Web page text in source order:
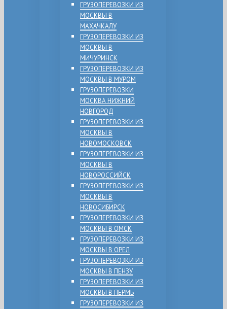
ГРУЗОПЕРЕВОЗКИ ИЗ
МОСКВЫ В
МАХАЧКАЛУ
ГРУЗОПЕРЕВОЗКИ ИЗ
МОСКВЫ В
МИЧУРИНСК
ГРУЗОПЕРЕВОЗКИ ИЗ
МОСКВЫ В МУРОМ
ГРУЗОПЕРЕВОЗКИ
МОСКВА НИЖНИЙ
НОВГОРОД
ГРУЗОПЕРЕВОЗКИ ИЗ
МОСКВЫ В
НОВОМОСКОВСК
ГРУЗОПЕРЕВОЗКИ ИЗ
МОСКВЫ В
НОВОРОССИЙСК
ГРУЗОПЕРЕВОЗКИ ИЗ
МОСКВЫ В
НОВОСИБИРСК
ГРУЗОПЕРЕВОЗКИ ИЗ
МОСКВЫ В ОМСК
ГРУЗОПЕРЕВОЗКИ ИЗ
МОСКВЫ В ОРЕЛ
ГРУЗОПЕРЕВОЗКИ ИЗ
МОСКВЫ В ПЕНЗУ
ГРУЗОПЕРЕВОЗКИ ИЗ
МОСКВЫ В ПЕРМЬ
ГРУЗОПЕРЕВОЗКИ ИЗ